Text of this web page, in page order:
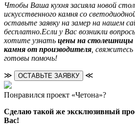
Чтобы Ваша кухня засияла новой
искусственного камня со
оставьте заявку на замер на нашем
бесплатно.Если у Вас возникли
хотите узнать цены на столешницы
камня от производителя ,
готовы помочь!
≫ ОСТАВЬТЕ ЗАЯВКУ ≪
Понравился проект «Четона»?
Сделаю такой же эксклюзивный
Вас!